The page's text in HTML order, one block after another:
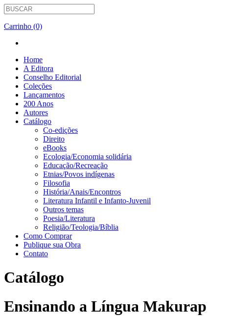
Carrinho (0)
Home
A Editora
Conselho Editorial
Coleções
Lançamentos
200 Anos
Autores
Catálogo
Co-edições
Direito
eBooks
Ecologia/Economia solidária
Educação/Recreação
Etnias/Povos indígenas
Filosofia
História/Anais/Encontros
Literatura Infantil e Infanto-Juvenil
Outros temas
Poesia/Literatura
Religião/Teologia/Bíblia
Como Comprar
Publique sua Obra
Contato
Catálogo
Ensinando a Língua Makurap